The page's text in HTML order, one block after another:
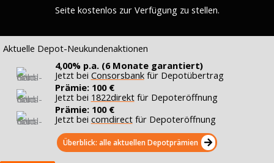
Seite kostenlos zur Verfügung zu stellen.
Aktuelle Depot-Neukundenaktionen
4,00% p.a. (6 Monate garantiert)
Jetzt bei Consorsbankfür Depotübertrag
Prämie: 100 €
Jetzt bei 1822direktfür Depoteröffnung
Prämie: 100 €
Jetzt bei comdirectfür Depoteröffnung
Überblick: alle aktuellen Depotprämien